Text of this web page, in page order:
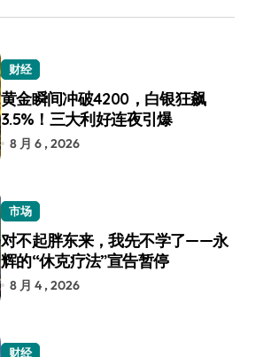
财经
黄金瞬间冲破4200，白银狂飙
3.5%！三大利好连夜引爆
8 月 6 , 2026
市场
对不起胖东来，我先不学了——永
辉的“休克疗法”宣告暂停
8 月 4 , 2026
财经